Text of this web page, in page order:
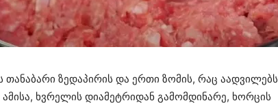
ზედაპირის და ერთი ზომის, რაც აადვილებს
ხვრელის დიამეტრიდან გამომდინარე, ხორცის